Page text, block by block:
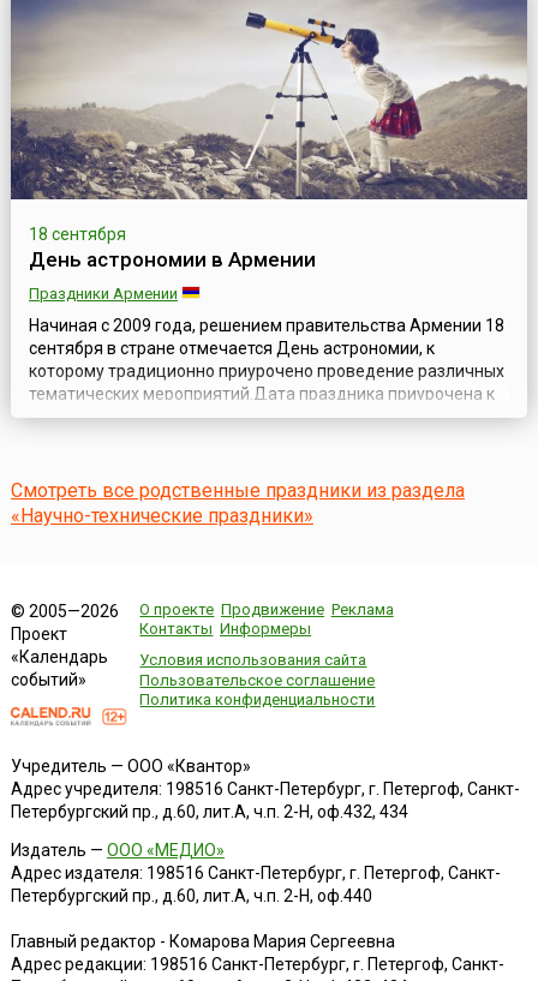
воскресенье сентября, согласно Указу Президента №
302/93 от 12 августа 1993 года, в поддержку инициативы
работников нефтяной, газовой, нефтеперерабатывающей
нефтепродуктообеспечения.Промышле...
18 сентября
День астрономии в Армении
Праздники Армении
Начиная с 2009 года, решением правительства Армении 18
сентября в стране отмечается День астрономии, к
которому традиционно приурочено проведение различных
тематических мероприятий.Дата праздника приурочена к
дню рождения Виктора Амазасповича Амбарцумяна (арм.
теоретической астрофизики, Национального Героя ...
Смотреть все родственные праздники из раздела
«Научно-технические праздники»
© 2005—2026
Проект
«Календарь
событий»
О проекте Продвижение Реклама
Контакты Информеры
Условия использования сайта
Пользовательское соглашение
Политика конфиденциальности
Учредитель — ООО «Квантор»
Адрес учредителя: 198516 Санкт-Петербург, г. Петергоф, Санкт-
Петербургский пр., д.60, лит.А, ч.п. 2-Н, оф.432, 434
Издатель — ООО «МЕДИО»
Адрес издателя: 198516 Санкт-Петербург, г. Петергоф, Санкт-
Петербургский пр., д.60, лит.А, ч.п. 2-Н, оф.440
Главный редактор - Комарова Мария Сергеевна
Адрес редакции: 198516 Санкт-Петербург, г. Петергоф, Санкт-